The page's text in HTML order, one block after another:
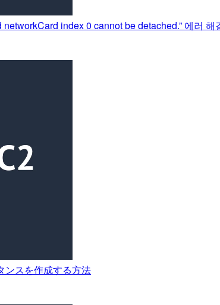
index 0 cannot be detached.” 에러 해
ンスを作成する方法